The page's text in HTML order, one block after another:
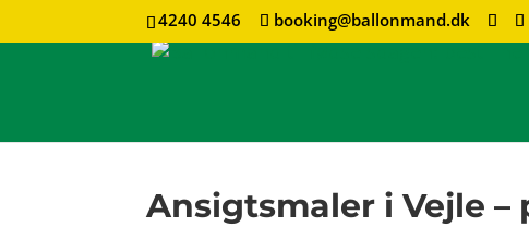
4240 4546 booking@ballonmand.dk
Ansigtsmaler i Vejle